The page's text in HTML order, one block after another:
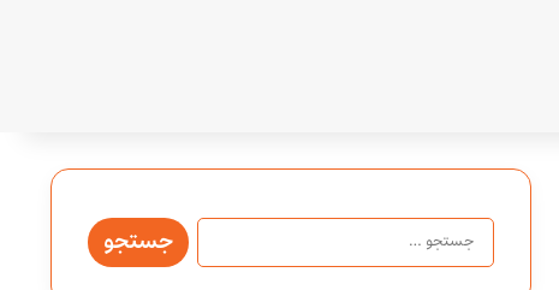
جستجو
برای: